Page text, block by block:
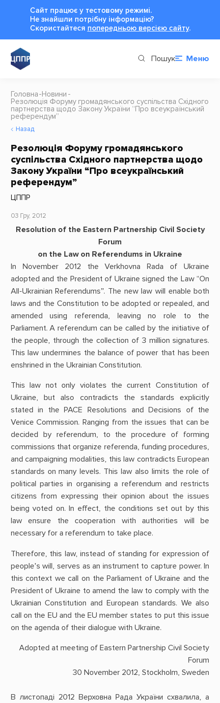
Сайт працює у тестовому режимі.
Не знайшли потрібну інформацію?
Cкористайтеся попередньою версією сайту.
Пошук Меню
Головна Новини
Резолюція Форуму громадянського суспільства Східного
партнерства щодо Закону України “Про всеукраїнський
референдум”
Назад
Резолюція Форуму громадянського
суспільства Східного партнерства щодо
Закону України “Про всеукраїнський
референдум”
ЦППР
03 Гру, 2012
Resolution of the Eastern Partnership Civil Society
Forum
on the Law on Referendums in Ukraine
In November 2012 the Verkhovna Rada of Ukraine
adopted and the President of Ukraine signed the Law “On
All-Ukrainian Referendums”. The new law will enable both
laws and the Constitution to be adopted or repealed, and
amended using referenda, leaving no role to the
Parliament. A referendum can be called by the initiative of
the people, through the collection of 3 million signatures.
This law undermines the balance of power that has been
enshrined in the Ukrainian Constitution.
This law not only violates the current Constitution of
Ukraine, but also contradicts the standards explicitly
stated in the PACE Resolutions and Decisions of the
Venice Commission. Ranging from the issues that can be
decided by referendum, to the procedure of forming
commissions that organize referenda, funding procedures,
and campaigning modalities, this law contradicts European
standards on many levels. This law also limits the role of
political parties in organising a referendum and restricts
citizens from expressing their opinion about the issues
being voted on. In effect, the conditions set out by this
law ensure the cooperation with authorities will be
necessary for a referendum to take place.
Therefore, this law, instead of standing for expression of
people’s will, serves as an instrument to capture power. In
this context we call on the Parliament of Ukraine and the
President of Ukraine to amend the law to comply with the
Ukrainian Constitution and European standards. We also
call on the EU and the EU member states to put this issue
on the agenda of their dialogue with Ukraine.
Adopted at meeting of Eastern Partnership Civil Society
Forum
30 November 2012, Stockholm, Sweden
В листопаді 2012 Верховна Рада України схвалила, а